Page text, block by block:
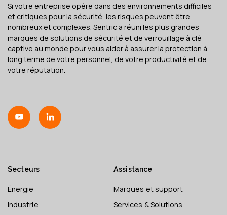
Si votre entreprise opère dans des environnements difficiles
et critiques pour la sécurité, les risques peuvent être
nombreux et complexes. Sentric a réuni les plus grandes
marques de solutions de sécurité et de verrouillage à clé
captive au monde pour vous aider à assurer la protection à
long terme de votre personnel, de votre productivité et de
votre réputation.
Secteurs
Énergie
Industrie
Assistance
Marques et support
Services & Solutions